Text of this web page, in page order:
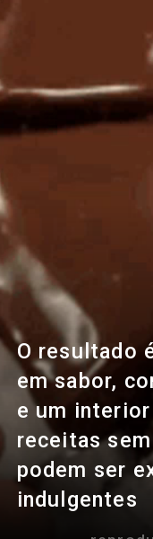
O resultado
em sabor,
e um
receitas
podem ser
indulgentes